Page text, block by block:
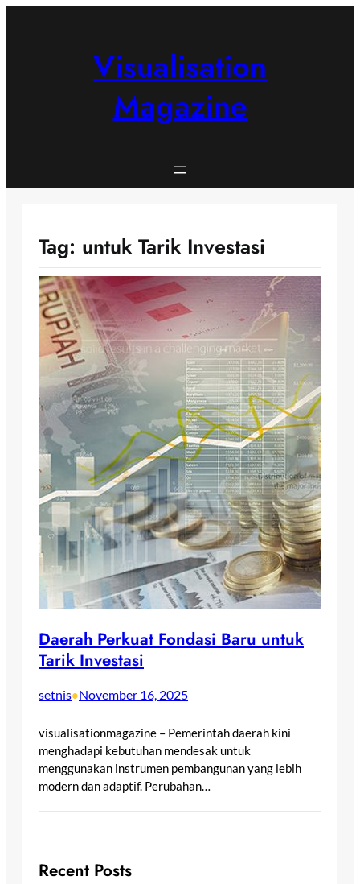
Visualisation
Magazine
Tag: untuk Tarik Investasi
Daerah Perkuat Fondasi Baru untuk
Tarik Investasi
setnis•November 16, 2025
visualisationmagazine – Pemerintah daerah kini
menghadapi kebutuhan mendesak untuk
menggunakan instrumen pembangunan yang lebih
modern dan adaptif. Perubahan…
Recent Posts